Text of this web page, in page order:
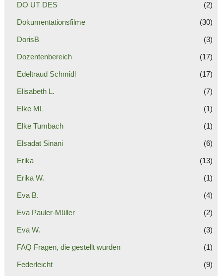
DO UT DES (2)
Dokumentationsfilme (30)
DorisB (3)
Dozentenbereich (17)
Edeltraud Schmidl (17)
Elisabeth L. (7)
Elke ML (1)
Elke Tumbach (1)
Elsadat Sinani (6)
Erika (13)
Erika W. (1)
Eva B. (4)
Eva Pauler-Müller (2)
Eva W. (3)
FAQ Fragen, die gestellt wurden (1)
Federleicht (9)